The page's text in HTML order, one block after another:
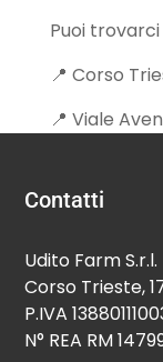
Puoi trovarci
📍 Corso
📍 Viale
Contatti
Udito Farm S.r.l.
Corso Trieste,
P.IVA
N° REA RM